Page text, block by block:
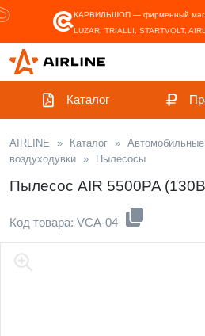
КАРВИЛЬШОП — фирменный
LUZAR, TRIALLI, STARTVOLT,
Каталог
AIRLINE » Каталог »
воздуходувки » Пылесосы
Пылесос AIR 5500PA
Код товара: VCA-04